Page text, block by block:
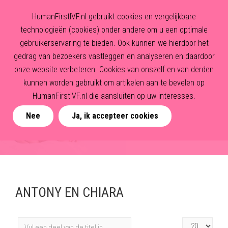
ANTONY EN CHIARA
Vul
Toon
HumanFirstIVF.nl gebruikt cookies en vergelijkbare
technologieën (cookies) onder andere om u een optimale
gebruikerservaring te bieden. Ook kunnen we hierdoor het
gedrag van bezoekers vastleggen en analyseren en daardoor
onze website verbeteren. Cookies van onszelf en van derden
kunnen worden gebruikt om artikelen aan te bevelen op
HumanFirstIVF.nl die aansluiten op uw interesses.
Nee Ja, ik accepteer cookies